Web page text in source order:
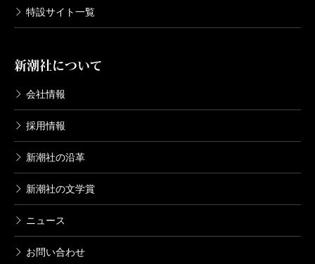
特設サイト一覧
新潮社について
会社情報
採用情報
新潮社の沿革
新潮社の文学賞
ニュース
お問い合わせ